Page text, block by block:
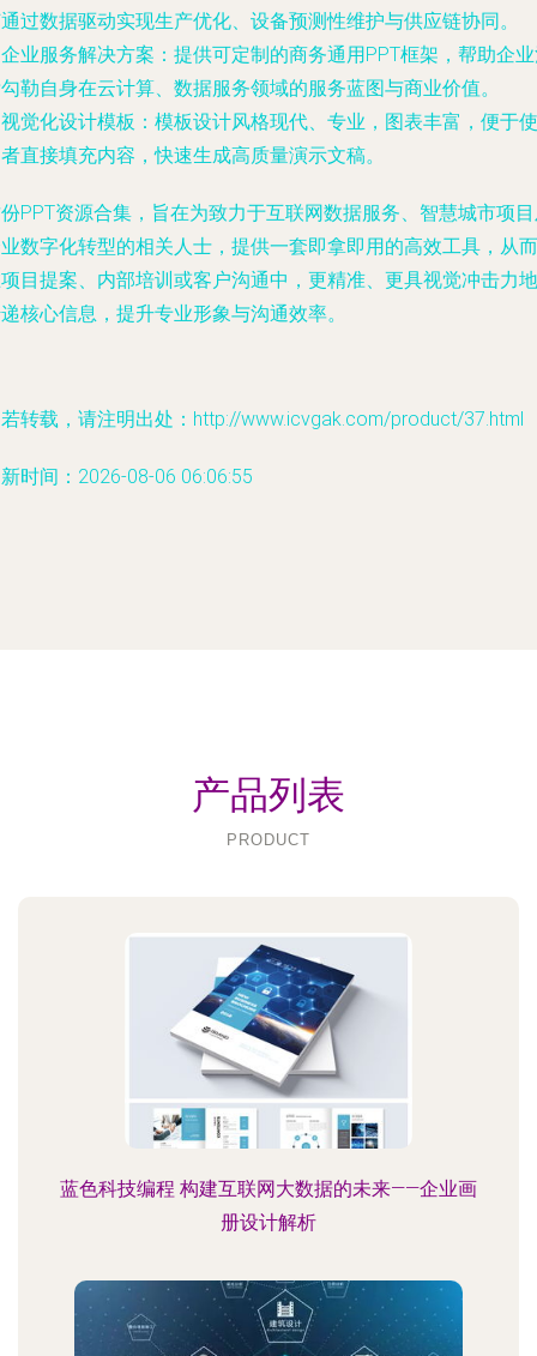
过数据驱动实现生产优化、设备预测性维护与供应链协同。
企业服务解决方案 ：提供可定制的商务通用PPT框架，帮助企
勒自身在云计算、数据服务领域的服务蓝图与商业价值。
视觉化设计模板 ：模板设计风格现代、专业，图表丰富，便于使
直接填充内容，快速生成高质量演示文稿。
PPT资源合集，旨在为致力于互联网数据服务、智慧城市项
数字化转型的相关人士，提供一套即拿即用的高效工具，从而
目提案、内部培训或客户沟通中，更精准、更具视觉冲击力地
核心信息，提升专业形象与沟通效率。
转载，请注明出处：http://www.icvgak.com/product/37.html
时间：2026-08-06 06:06:55
产品列表
PRODUCT
蓝色科技编程 构建互联网大数据的未来——企业画
册设计解析